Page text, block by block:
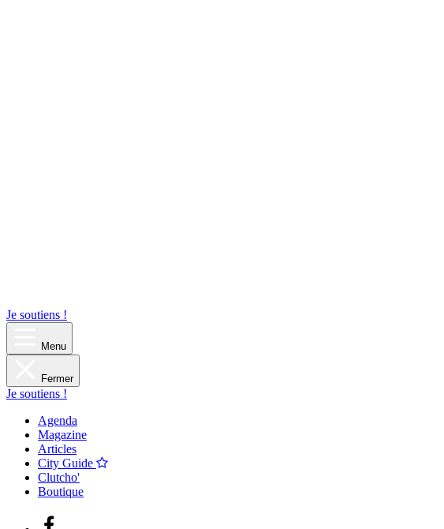
Je soutiens !
Menu
Fermer
Je soutiens !
Agenda
Magazine
Articles
City Guide
Clutcho'
Boutique